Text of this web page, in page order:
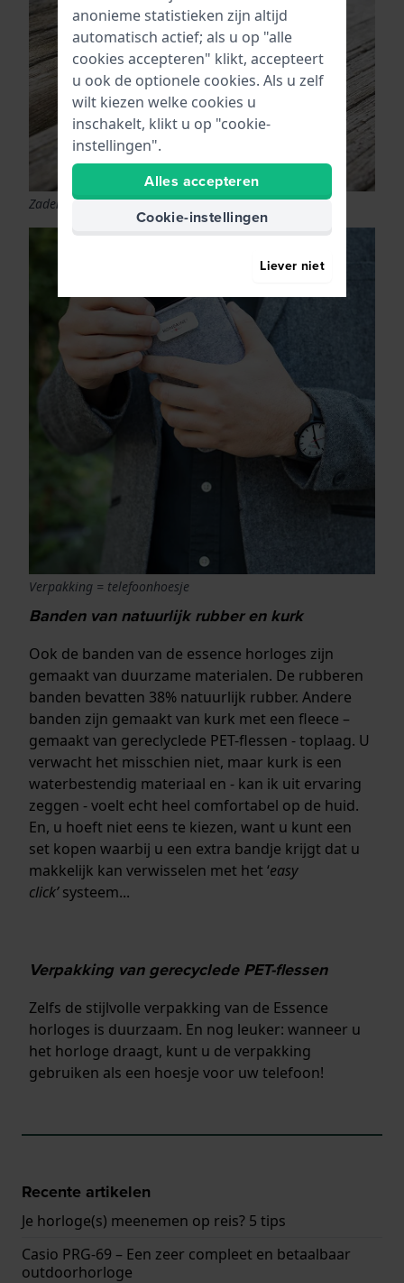
Zaden van de Wonderboom
Verpakking = telefoonhoesje
Banden van natuurlijk rubber en kurk
Ook de banden van de essence horloges zijn
gemaakt van duurzame materialen. De rubberen
banden bevatten 38% natuurlijk rubber. Andere
banden zijn gemaakt van kurk met een fleece –
gemaakt van gereclyclede PET-flessen - toplaag. U
verwacht het misschien niet, maar kurk is een
waterbestendig materiaal en - kan ik uit ervaring
zeggen - voelt echt heel comfortabel op de huid.
En, u hoeft niet eens te kiezen, want u kunt een
set kopen waarbij u een extra bandje krijgt dat u
makkelijk kan verwisselen met het ‘easy
click’systeem...
Verpakking van gerecyclede PET-flessen
Zelfs de stijlvolle verpakking van de Essence
horloges is duurzaam. En nog leuker: wanneer u
het horloge draagt, kunt u de verpakking
gebruiken als een hoesje voor uw telefoon!
Recente artikelen
Je horloge(s) meenemen op reis? 5 tips
Casio PRG-69 – Een zeer compleet en betaalbaar
outdoorhorloge
anonieme statistieken zijn altijd
automatisch actief; als u op "alle
cookies accepteren" klikt, accepteert
u ook de optionele cookies. Als u zelf
wilt kiezen welke cookies u
inschakelt, klikt u op "cookie-
instellingen".
Alles accepteren
Cookie-instellingen
Liever niet